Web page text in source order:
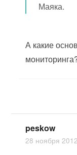
Маяка.
А какие
peskow
28 ноября